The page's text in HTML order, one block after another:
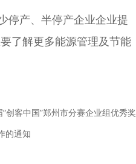
停产、半停产企业企业提
了解更多能源管理及节能
创客中国”郑州市分赛企业组优秀奖
的通知